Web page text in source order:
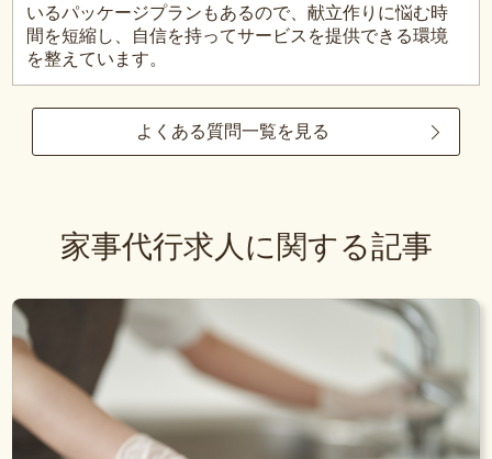
いるパッケージプランもあるので、献立作りに悩む時
間を短縮し、自信を持ってサービスを提供できる環境
を整えています。
よくある質問一覧を見る
家事代行求人に関する記事